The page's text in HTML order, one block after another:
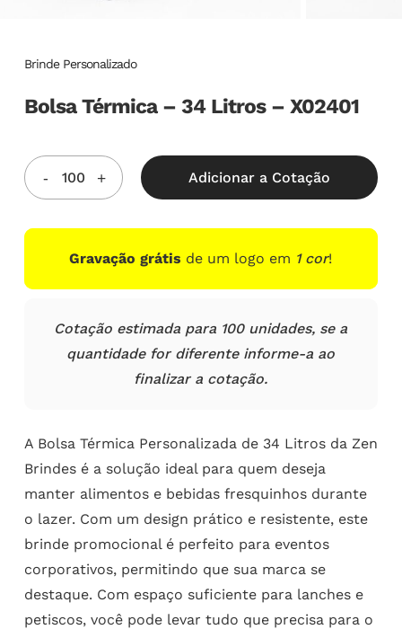
Brinde Personalizado
Bolsa Térmica – 34 Litros – X02401
Adicionar a Cotação
Gravação grátis de um logo em 1 cor!
Cotação estimada para 100 unidades, se a
quantidade for diferente informe-a ao
finalizar a cotação.
A Bolsa Térmica Personalizada de 34 Litros da Zen
Brindes é a solução ideal para quem deseja
manter alimentos e bebidas fresquinhos durante
o lazer. Com um design prático e resistente, este
brinde promocional é perfeito para eventos
corporativos, permitindo que sua marca se
destaque. Com espaço suficiente para lanches e
petiscos, você pode levar tudo que precisa para o